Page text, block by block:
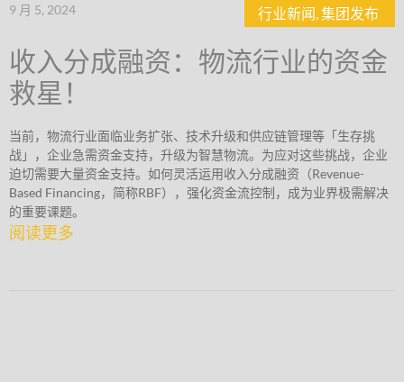
9 月 5, 2024 行业新闻 集团发布
收入分成融资：物流行业的资金
救星！
当前，物流行业面临业务扩张、技术升级和供应链管理等「生存挑
战」，企业急需资金支持，升级为智慧物流。为应对这些挑战，企业
迫切需要大量资金支持。如何灵活运用收入分成融资（Revenue-
Based Financing，简称RBF），强化资金流控制，成为业界极需解决
的重要课题。
阅读更多